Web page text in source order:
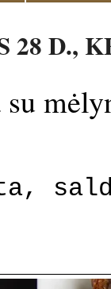
28 D.,
su